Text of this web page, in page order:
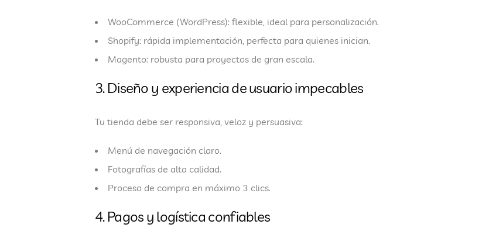
WooCommerce (WordPress): flexible, ideal para personalización.
Shopify: rápida implementación, perfecta para quienes inician.
Magento: robusta para proyectos de gran escala.
3. Diseño y experiencia de usuario impecables
Tu tienda debe ser responsiva, veloz y persuasiva:
Menú de navegación claro.
Fotografías de alta calidad.
Proceso de compra en máximo 3 clics.
4. Pagos y logística confiables